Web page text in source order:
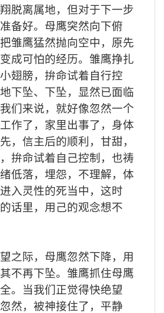
脱离属地，但对于下一步
备好。 母鹰突然向下俯
雏鹰猛然抛向空中，原先
成可怕的经历。雏鹰挣扎
翅膀，拚命试着自行控
下坠、下坠，显然已面临
们来说，就好像忽然一个
作了，家里出事了 ，身体
，信主后的顺利，甘甜，
拚命试着自己控制，也祷
低落，埋怨，不理解，体
入灵性的死当中， 这时
话里，用己的观念想不
之际，母鹰忽然下降，用
不再下坠。雏鹰抓住母鹰
。当我们正觉得快绝望
然，被神接住了，平静